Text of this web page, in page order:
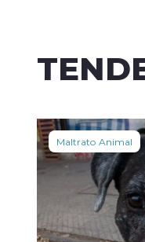
Maltrato Animal